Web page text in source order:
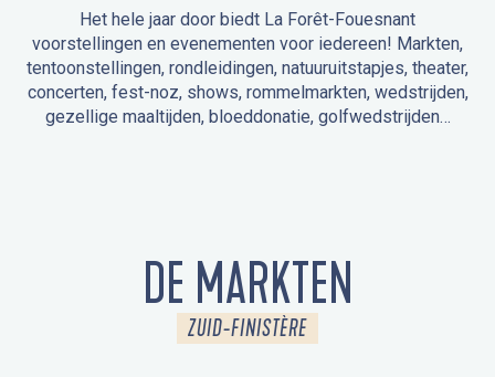
Het hele jaar door biedt La Forêt-Fouesnant
voorstellingen en evenementen voor iedereen! Markten,
tentoonstellingen, rondleidingen, natuuruitstapjes, theater,
concerten, fest-noz, shows, rommelmarkten, wedstrijden,
gezellige maaltijden, bloeddonatie, golfwedstrijden…
DE MARKTEN
ZUID-FINISTÈRE